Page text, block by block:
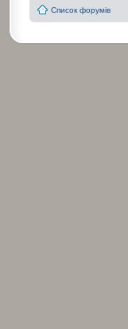
Список форумів